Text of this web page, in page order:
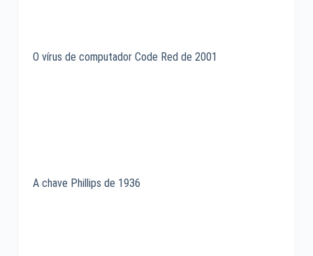
O vírus de computador Code Red de 2001
A chave Phillips de 1936